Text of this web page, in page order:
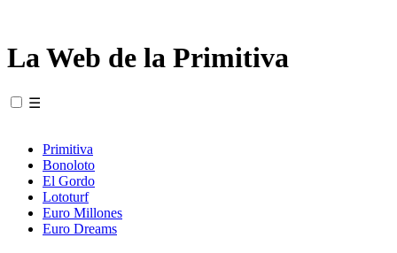
La Web de la Primitiva
☰
Primitiva
Bonoloto
El Gordo
Lototurf
Euro Millones
Euro Dreams